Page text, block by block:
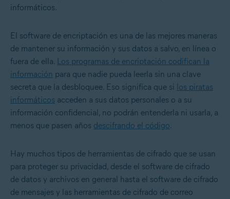
informáticos.
El software de encriptación es una de las mejores maneras
de mantener su información y sus datos a salvo, en línea o
fuera de ella. Los programas de encriptación codifican la
información para que nadie pueda leerla sin una clave
secreta que la desbloquee. Eso significa que si los piratas
informáticos acceden a sus datos personales o a su
información confidencial, no podrán entenderla ni usarla, a
menos que pasen años descifrando el código.
Hay muchos tipos de herramientas de cifrado que se usan
para proteger su privacidad, desde el software de cifrado
de datos y archivos en general hasta el software de cifrado
de mensajes y las herramientas de cifrado de correo